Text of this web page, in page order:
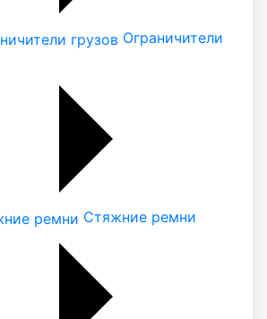
Ограничители
Стяжние ремни